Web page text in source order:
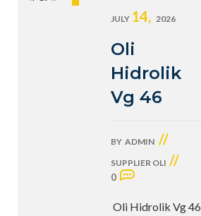
JULY 14, 2026
Oli
Hidrolik
Vg 46
BY ADMIN //
SUPPLIER OLI //
0
Oli Hidrolik Vg 46